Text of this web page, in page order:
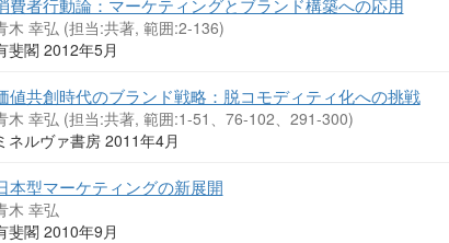
木 幸弘 (担当:共著, 範囲:2-136)
斐閣 2012年5月
値共創時代のブランド戦略：脱コモディティ化への挑戦
木 幸弘 (担当:共著, 範囲:1-51、76-102、291-300)
ネルヴァ書房 2011年4月
本型マーケティングの新展開
木 幸弘
斐閣 2010年9月